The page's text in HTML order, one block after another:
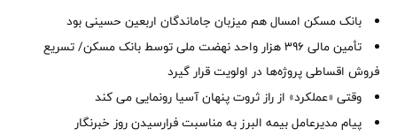
بانک مسکن امسال هم میزبان جاماندگان اربعین حسینی بود
تأمین مالی ۳۹۶ هزار واحد نهضت ملی توسط بانک مسکن/ تسریع
فروش اقساطی پروژه‌ها در اولویت قرار گیرد
وقتی «عملکرد» از راز ثروت پنهان آسیا رونمایی می کند
پیام مدیرعامل بیمه البرز به مناسبت فرارسیدن روز خبرنگار